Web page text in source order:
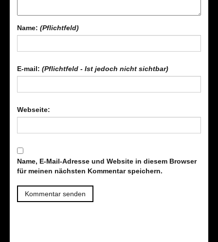
Name: (Pflichtfeld)
E-mail: (Pflichtfeld - Ist jedoch nicht sichtbar)
Webseite:
Name, E-Mail-Adresse und Website in diesem Browser
für meinen nächsten Kommentar speichern.